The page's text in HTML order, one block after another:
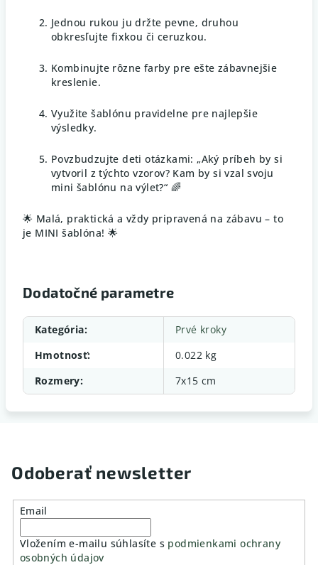
Jednou rukou ju držte pevne, druhou
obkresľujte fixkou či ceruzkou.
Kombinujte rôzne farby pre ešte zábavnejšie
kreslenie.
Využite šablónu pravidelne pre najlepšie
výsledky.
Povzbudzujte deti otázkami: „Aký príbeh by si
vytvoril z týchto vzorov? Kam by si vzal svoju
mini šablónu na výlet?“ 🌈
🌟 Malá, praktická a vždy pripravená na zábavu – to
je MINI šablóna! 🌟
Dodatočné parametre
Kategória:
Prvé kroky
Hmotnosť:
0.022 kg
Rozmery: 7x15 cm
Odoberať newsletter
Email
Vložením e-mailu súhlasíte s podmienkami ochrany
osobných údajov